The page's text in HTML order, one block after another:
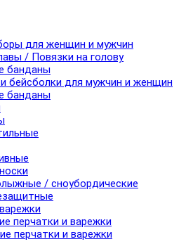
для женщин и мужчин
/ Повязки на голову
банданы
бейсболки для мужчин и женщин
банданы
/ сноубордические
перчатки и варежки
перчатки и варежки